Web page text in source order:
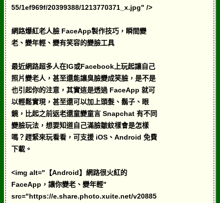
55/1ef969f/20399388/1213770371_x.jpg" />
網路爆紅老人臉 FaceApp製作技巧，瞬間變
老、變年輕、變有笑容的變臉工具
最近網路超多人在IG或Facebook上玩起讓自己
照片變老人，甚至還能讓臭臉變成笑臉，是不是
也引起你的注意，其實這是透過 FaceApp 就可
以輕鬆實現，甚至還可以加上頭髮、鬍子、眼
鏡，比起之前返老還童變童言 Snapchat 有不同
變臉玩法，想要知道自己滿臉皺紋樣會是怎樣
嗎？趕緊來玩看看，可支援 iOS、Android 免費
下載。
<img alt="【Android】網路很火紅的
FaceApp，讓你變老、變年輕"
src="https://e.share.photo.xuite.net/v20885